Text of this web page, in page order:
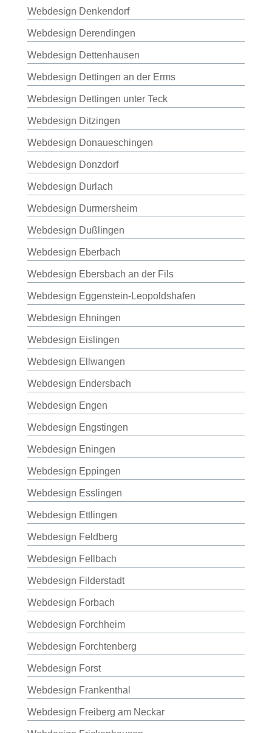
Webdesign Denkendorf
Webdesign Derendingen
Webdesign Dettenhausen
Webdesign Dettingen an der Erms
Webdesign Dettingen unter Teck
Webdesign Ditzingen
Webdesign Donaueschingen
Webdesign Donzdorf
Webdesign Durlach
Webdesign Durmersheim
Webdesign Dußlingen
Webdesign Eberbach
Webdesign Ebersbach an der Fils
Webdesign Eggenstein-Leopoldshafen
Webdesign Ehningen
Webdesign Eislingen
Webdesign Ellwangen
Webdesign Endersbach
Webdesign Engen
Webdesign Engstingen
Webdesign Eningen
Webdesign Eppingen
Webdesign Esslingen
Webdesign Ettlingen
Webdesign Feldberg
Webdesign Fellbach
Webdesign Filderstadt
Webdesign Forbach
Webdesign Forchheim
Webdesign Forchtenberg
Webdesign Forst
Webdesign Frankenthal
Webdesign Freiberg am Neckar